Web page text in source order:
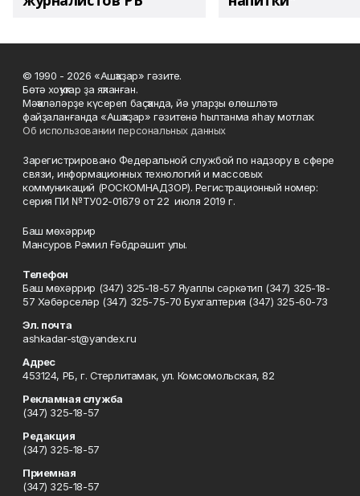
© 1990 - 2026 «Ашҡаҙар» гәзите.
Бөтә хоҡуҡтар ҙа яҡланған.
Мәҡәләләрҙе күсереп баҫҡанда, йә уларҙы өлөшләтә
файҙаланғанда «Ашҡаҙар» гәзитенә һылтанма яһау мотлаҡ.
Об использовании персональных данных
Зарегистрировано Федеральной службой по надзору в сфере
связи, информационных технологий и массовых
коммуникаций (РОСКОМНАДЗОР). Регистрационный номер:
серия ПИ №ТУ02-01679 от 22 июля 2019 г.
Баш мөхәррир
Мансуров Рәмил Ғәбдрәшит улы.
Телефон
Баш мөхәррир (347) 325-18-57 Яуаплы сәркәтип (347) 325-18-
57 Хәбәрселәр (347) 325-75-70 Бухгалтерия (347) 325-60-73
Эл. почта
ashkadar-st@yandex.ru
Адрес
453124, РБ, г. Стерлитамак, ул. Комсомольская, 82
Рекламная служба
(347) 325-18-57
Редакция
(347) 325-18-57
Приемная
(347) 325-18-57